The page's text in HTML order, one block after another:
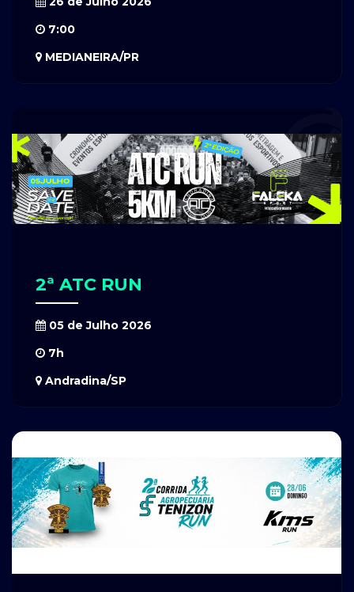
7:00
MEDIANEIRA/PR
2ª ATC RUN
05 de Julho 2026
7h
Andradina/SP